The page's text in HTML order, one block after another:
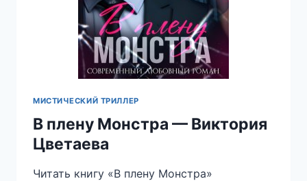
МИСТИЧЕСКИЙ ТРИЛЛЕР
В плену Монстра — Виктория
Цветаева
Читать книгу «В плену Монстра»